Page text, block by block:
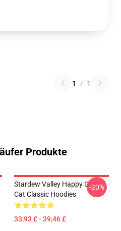
1 / 1
Produkte
Stardew Valley Happy Grey
Cat Classic Hoodies
33,93 £ - 39,46 £
-20%